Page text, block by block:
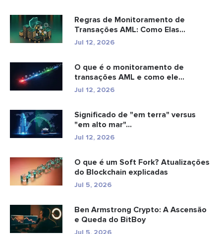
Regras de Monitoramento de
Transações AML: Como Elas
Detectam Cr...
Jul 12, 2026
O que é o monitoramento de
transações AML e como ele
funciona?
Jul 12, 2026
Significado de "em terra" versus
"em alto mar"...
Jul 12, 2026
O que é um Soft Fork? Atualizações
do Blockchain explicadas
Jul 5, 2026
Ben Armstrong Crypto: A Ascensão
e Queda do BitBoy